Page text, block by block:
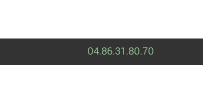
04.86.31.80.70